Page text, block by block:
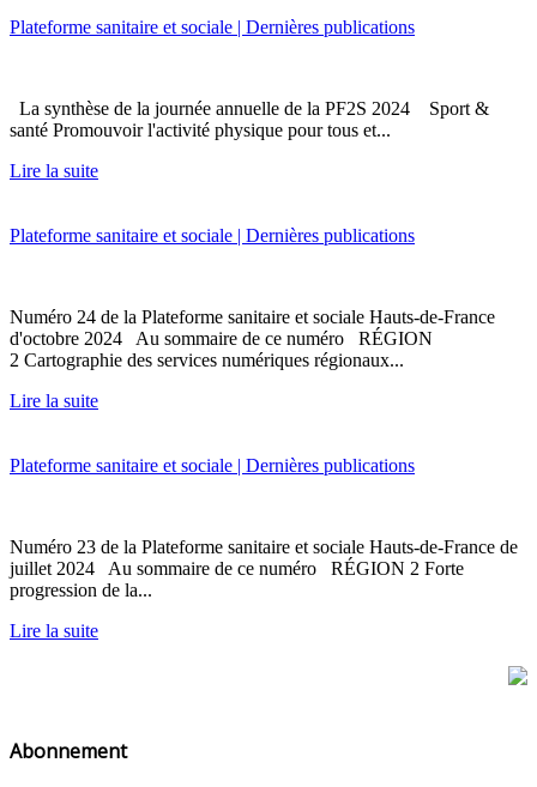
Plateforme sanitaire et sociale | Dernières publications
La synthèse de la journée annuelle de la PF2S 2024 Sport &
santé Promouvoir l'activité physique pour tous et...
Lire la suite
Plateforme sanitaire et sociale | Dernières publications
Numéro 24 de la Plateforme sanitaire et sociale Hauts-de-France
d'octobre 2024 Au sommaire de ce numéro RÉGION
2 Cartographie des services numériques régionaux...
Lire la suite
Plateforme sanitaire et sociale | Dernières publications
Numéro 23 de la Plateforme sanitaire et sociale Hauts-de-France de
juillet 2024 Au sommaire de ce numéro RÉGION 2 Forte
progression de la...
Lire la suite
Abonnement